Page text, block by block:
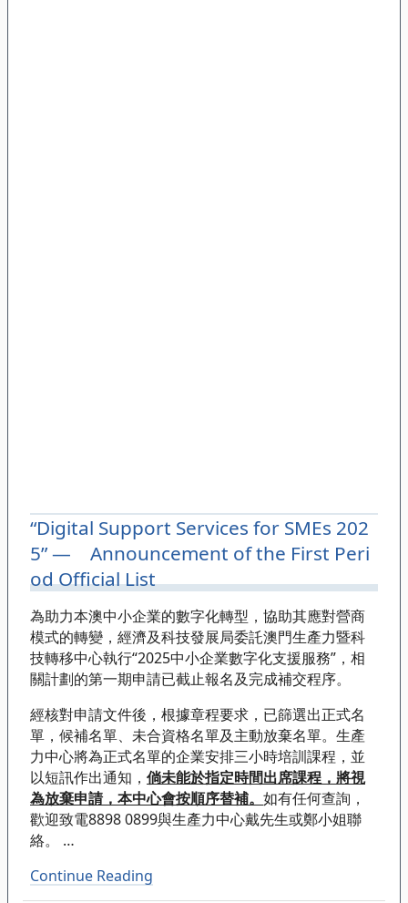
“Digital Support Services for SMEs 202
5” — Announcement of the First Peri
od Official List
為助力本澳中小企業的數字化轉型，協助其應對營商
模式的轉變，經濟及科技發展局委託澳門生產力暨科
技轉移中心執行“2025中小企業數字化支援服務”，相
關計劃的第一期申請已截止報名及完成補交程序。
經核對申請文件後，根據章程要求，已篩選出正式名
單，候補名單、未合資格名單及主動放棄名單。生產
力中心將為正式名單的企業安排三小時培訓課程，並
以短訊作出通知， 倘未能於指定時間出席課程，將視
為放棄申請，本中心會按順序替補。 如有任何查詢，
歡迎致電8898 0899與生產力中心戴先生或鄭小姐聯
絡。 …
Continue Reading